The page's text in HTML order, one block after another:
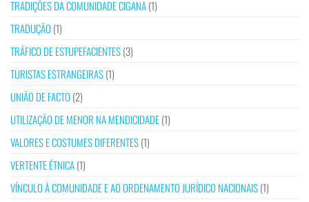
TRADIÇÕES DA COMUNIDADE CIGANA(1)
TRADUÇÃO (1)
TRÁFICO DE ESTUPEFACIENTES(3)
TURISTAS ESTRANGEIRAS(1)
UNIÃO DE FACTO (2)
UTILIZAÇÃO DE MENOR NA MENDICIDADE(1)
VALORES E COSTUMES DIFERENTES(1)
VERTENTE ÉTNICA(1)
VÍNCULO À COMUNIDADE E AO ORDENAMENTO JURÍDICO NACIONAIS(1)